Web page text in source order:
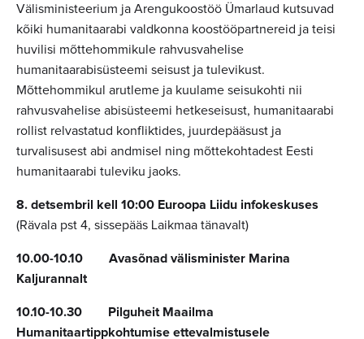
Välisministeerium ja Arengukoostöö Ümarlaud kutsuvad
kõiki humanitaarabi valdkonna koostööpartnereid ja teisi
huvilisi mõttehommikule rahvusvahelise
humanitaarabisüsteemi seisust ja tulevikust.
Mõttehommikul arutleme ja kuulame seisukohti nii
rahvusvahelise abisüsteemi hetkeseisust, humanitaarabi
rollist relvastatud konfliktides, juurdepääsust ja
turvalisusest abi andmisel ning mõttekohtadest Eesti
humanitaarabi tuleviku jaoks.
8. detsembril kell 10:00 Euroopa Liidu infokeskuses
(Rävala pst 4, sissepääs Laikmaa tänavalt)
10.00-10.10 Avasõnad välisminister Marina
Kaljurannalt
10.10-10.30 Pilguheit Maailma
Humanitaartippkohtumise ettevalmistusele